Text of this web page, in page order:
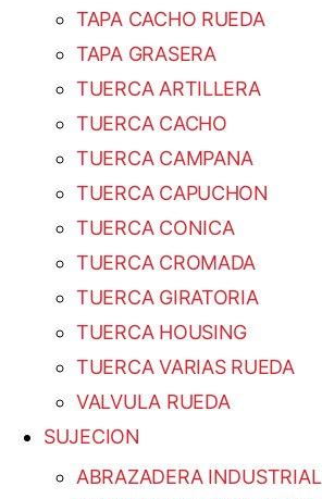
TAPA CACHO RUEDA
TAPA GRASERA
TUERCA ARTILLERA
TUERCA CACHO
TUERCA CAMPANA
TUERCA CAPUCHON
TUERCA CONICA
TUERCA CROMADA
TUERCA GIRATORIA
TUERCA HOUSING
TUERCA VARIAS RUEDA
VALVULA RUEDA
SUJECION
ABRAZADERA INDUSTRIAL